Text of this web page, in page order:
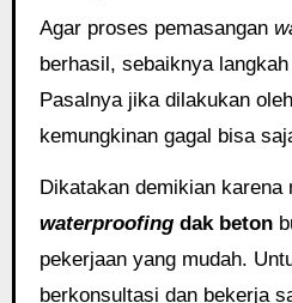
Agar proses pemasangan
berhasil, sebaiknya
Pasalnya jika dilakukan
kemungkinan gagal bisa
Dikatakan demikian karena
waterproofingdak beton
pekerjaan yang mudah.
berkonsultasi dan bekerja